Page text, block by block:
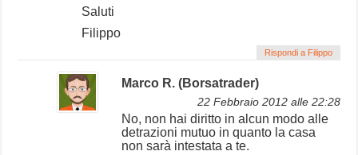
Saluti
Filippo
Rispondi a Filippo
Marco R. (Borsatrader)
22 Febbraio 2012 alle 22:28
No, non hai diritto in alcun modo alle
detrazioni mutuo in quanto la casa
non sarà intestata a te.